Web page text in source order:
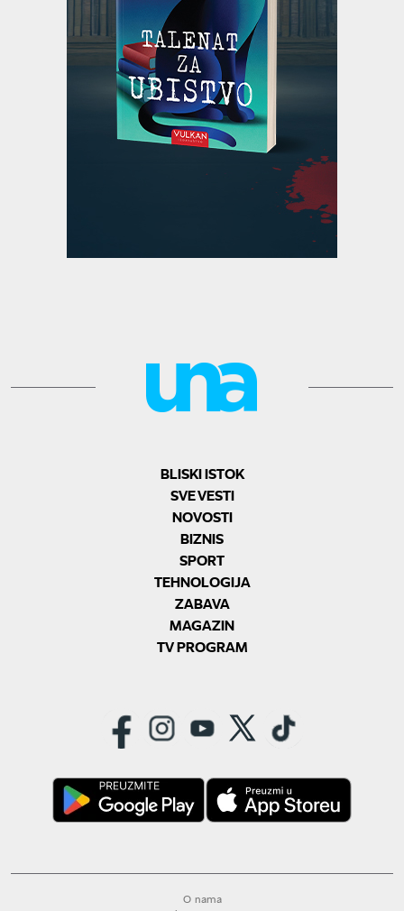
BLISKI ISTOK
SVE VESTI
NOVOSTI
BIZNIS
SPORT
TEHNOLOGIJA
ZABAVA
MAGAZIN
TV PROGRAM
O nama